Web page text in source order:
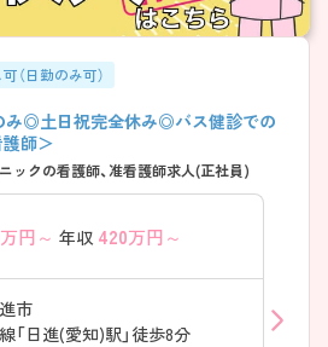
（日勤のみ可）
み◎土日祝完全休み◎バス健診での
師＞
ックの看護師、准看護師求人(正社員)
万円～ 年収 420万円～
市
「日進(愛知)駅」徒歩8分